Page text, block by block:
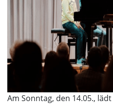
Am Sonntag, den 14.05.,